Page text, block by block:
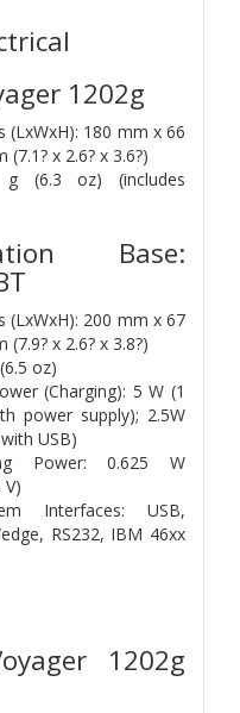
1202g
(LxWxH): 180 mm x 66
x 2.6? x 3.6?)
g (6.3 oz) (includes
Base:
(LxWxH): 200 mm x 67
x 2.6? x 3.8?)
oz)
(Charging): 5 W (1
power supply); 2.5W
USB)
Power: 0.625 W
V)
Interfaces: USB,
RS232, IBM 46xx
1202g